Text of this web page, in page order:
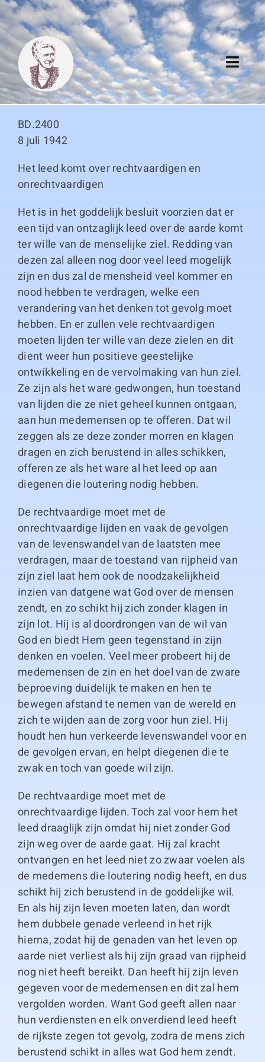
Skip
to
content
Algemeen
Thema boeken
Duitse boeken
Links
BD.2400
8 juli 1942
Het leed komt over rechtvaardigen en
onrechtvaardigen
Het is in het goddelijk besluit voorzien dat er
een tijd van ontzaglijk leed over de aarde komt
ter wille van de menselijke ziel. Redding van
dezen zal alleen nog door veel leed mogelijk
zijn en dus zal de mensheid veel kommer en
nood hebben te verdragen, welke een
verandering van het denken tot gevolg moet
hebben. En er zullen vele rechtvaardigen
moeten lijden ter wille van deze zielen en dit
dient weer hun positieve geestelijke
ontwikkeling en de vervolmaking van hun ziel.
Ze zijn als het ware gedwongen, hun toestand
van lijden die ze niet geheel kunnen ontgaan,
aan hun medemensen op te offeren. Dat wil
zeggen als ze deze zonder morren en klagen
dragen en zich berustend in alles schikken,
offeren ze als het ware al het leed op aan
diegenen die loutering nodig hebben.
De rechtvaardige moet met de
onrechtvaardige lijden en vaak de gevolgen
van de levenswandel van de laatsten mee
verdragen, maar de toestand van rijpheid van
zijn ziel laat hem ook de noodzakelijkheid
inzien van datgene wat God over de mensen
zendt, en zo schikt hij zich zonder klagen in
zijn lot. Hij is al doordrongen van de wil van
God en biedt Hem geen tegenstand in zijn
denken en voelen. Veel meer probeert hij de
medemensen de zin en het doel van de zware
beproeving duidelijk te maken en hen te
bewegen afstand te nemen van de wereld en
zich te wijden aan de zorg voor hun ziel. Hij
houdt hen hun verkeerde levenswandel voor en
de gevolgen ervan, en helpt diegenen die te
zwak en toch van goede wil zijn.
De rechtvaardige moet met de
onrechtvaardige lijden. Toch zal voor hem het
leed draaglijk zijn omdat hij niet zonder God
zijn weg over de aarde gaat. Hij zal kracht
ontvangen en het leed niet zo zwaar voelen als
de medemens die loutering nodig heeft, en dus
schikt hij zich berustend in de goddelijke wil.
En als hij zijn leven moeten laten, dan wordt
hem dubbele genade verleend in het rijk
hierna, zodat hij de genaden van het leven op
aarde niet verliest als hij zijn graad van rijpheid
nog niet heeft bereikt. Dan heeft hij zijn leven
gegeven voor de medemensen en dit zal hem
vergolden worden. Want God geeft allen naar
hun verdiensten en elk onverdiend leed heeft
de rijkste zegen tot gevolg, zodra de mens zich
berustend schikt in alles wat God hem zendt.